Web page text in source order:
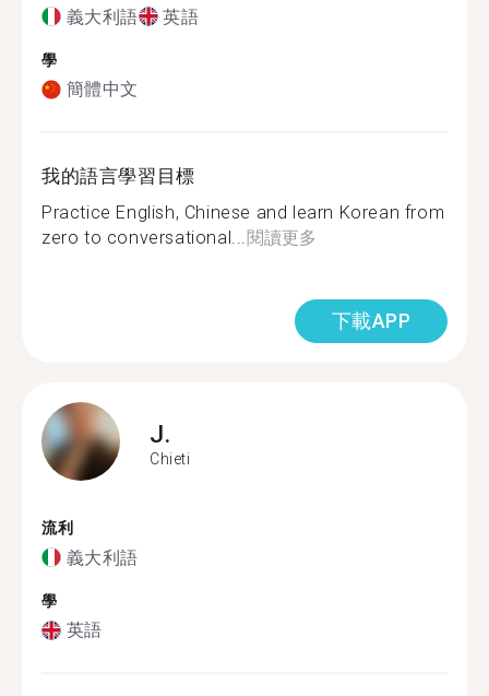
義大利語 英語
學
簡體中文
我的語言學習目標
Practice English, Chinese and learn Korean from
zero to conversational...閱讀更多
下載APP
J.
Chieti
流利
義大利語
學
英語